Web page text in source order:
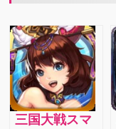
三国大戦スマ